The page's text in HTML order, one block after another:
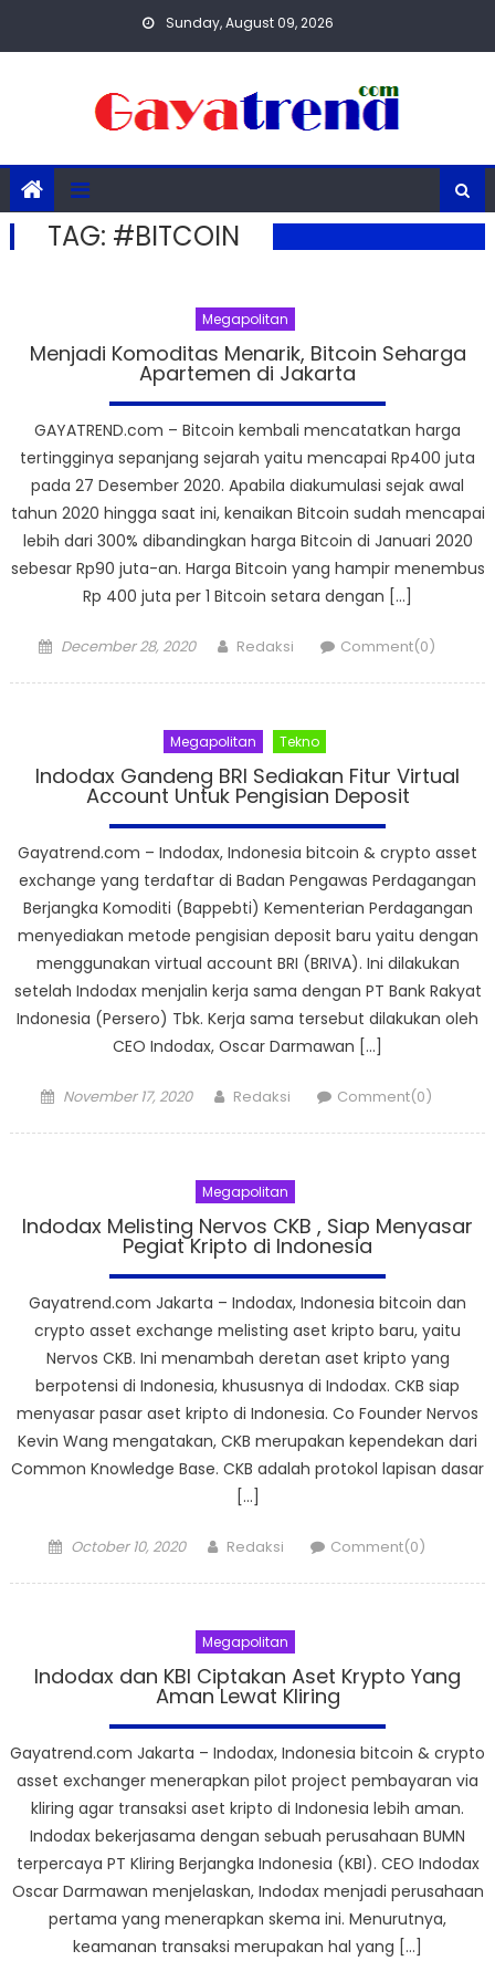
Sunday, August 09, 2026
TAG: #BITCOIN
Megapolitan
Menjadi Komoditas Menarik, Bitcoin Seharga
Apartemen di Jakarta
GAYATREND.com – Bitcoin kembali mencatatkan harga
tertingginya sepanjang sejarah yaitu mencapai Rp400 juta
pada 27 Desember 2020. Apabila diakumulasi sejak awal
tahun 2020 hingga saat ini, kenaikan Bitcoin sudah mencapai
lebih dari 300% dibandingkan harga Bitcoin di Januari 2020
sebesar Rp90 juta-an. Harga Bitcoin yang hampir menembus
Rp 400 juta per 1 Bitcoin setara dengan […]
Posted
December 28, 2020 Author
Redaksi Comment(0)
Megapolitan Tekno
Indodax Gandeng BRI Sediakan Fitur Virtual
Account Untuk Pengisian Deposit
Gayatrend.com – Indodax, Indonesia bitcoin & crypto asset
exchange yang terdaftar di Badan Pengawas Perdagangan
Berjangka Komoditi (Bappebti) Kementerian Perdagangan
menyediakan metode pengisian deposit baru yaitu dengan
menggunakan virtual account BRI (BRIVA). Ini dilakukan
setelah Indodax menjalin kerja sama dengan PT Bank Rakyat
Indonesia (Persero) Tbk. Kerja sama tersebut dilakukan oleh
CEO Indodax, Oscar Darmawan […]
Posted
November 17, 2020 Author
Redaksi Comment(0)
Megapolitan
Indodax Melisting Nervos CKB , Siap Menyasar
Pegiat Kripto di Indonesia
Gayatrend.com Jakarta – Indodax, Indonesia bitcoin dan
crypto asset exchange melisting aset kripto baru, yaitu
Nervos CKB. Ini menambah deretan aset kripto yang
berpotensi di Indonesia, khususnya di Indodax. CKB siap
menyasar pasar aset kripto di Indonesia. Co Founder Nervos
Kevin Wang mengatakan, CKB merupakan kependekan dari
Common Knowledge Base. CKB adalah protokol lapisan dasar
[…]
Posted
October 10, 2020 Author
Redaksi Comment(0)
Megapolitan
Indodax dan KBI Ciptakan Aset Krypto Yang
Aman Lewat Kliring
Gayatrend.com Jakarta – Indodax, Indonesia bitcoin & crypto
asset exchanger menerapkan pilot project pembayaran via
kliring agar transaksi aset kripto di Indonesia lebih aman.
Indodax bekerjasama dengan sebuah perusahaan BUMN
terpercaya PT Kliring Berjangka Indonesia (KBI). CEO Indodax
Oscar Darmawan menjelaskan, Indodax menjadi perusahaan
pertama yang menerapkan skema ini. Menurutnya,
keamanan transaksi merupakan hal yang […]